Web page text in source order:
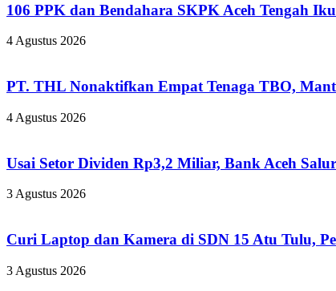
106 PPK dan Bendahara SKPK Aceh Tengah
4 Agustus 2026
PT. THL Nonaktifkan Empat Tenaga TBO,
4 Agustus 2026
Usai Setor Dividen Rp3,2 Miliar, Bank Aceh
3 Agustus 2026
Curi Laptop dan Kamera di SDN 15 Atu Tulu,
3 Agustus 2026